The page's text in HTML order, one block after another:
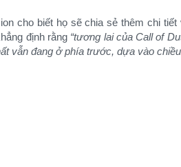
cho biết họ sẽ chia sẻ thêm chi tiết
định rằng “tương lai của Call of
vẫn đang ở phía trước, dựa vào